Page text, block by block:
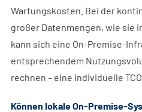
Wartungskosten. Bei der
großer Datenmengen, wie sie
kann sich eine On-Premise-
entsprechendem
rechnen – eine individuelle
Können lokale On-Premise-